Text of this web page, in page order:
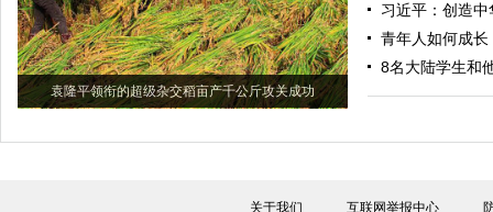
袁隆平领衔的超级杂交稻亩产千公斤攻关成功
习近平：创造
青年人如何成
8名大陆学生和
关于我们 互联网举报中心